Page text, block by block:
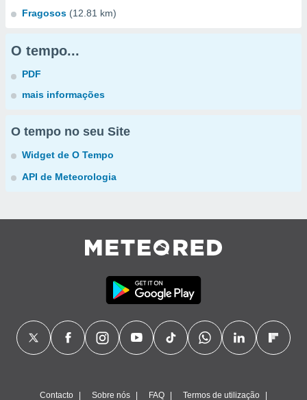
Fragosos (12.81 km)
O tempo...
PDF
mais informações
O tempo no seu Site
Widget de O Tempo
API de Meteorologia
Contacto Sobre nós FAQ Termos de utilização